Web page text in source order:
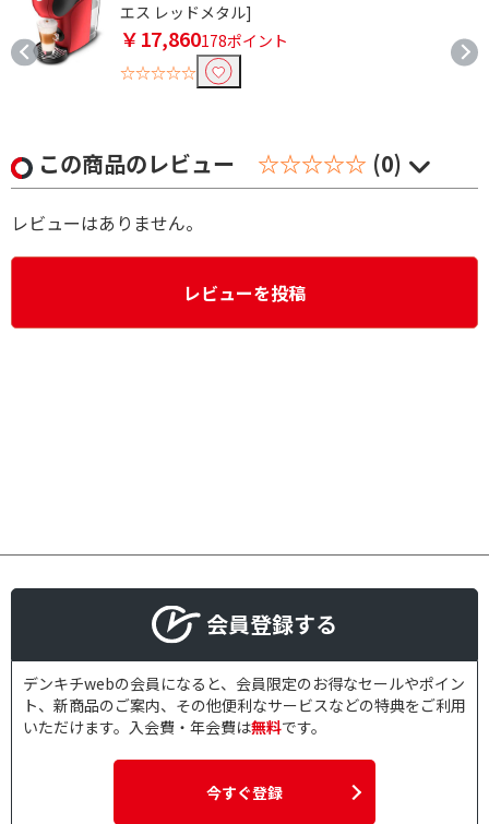
エス レッドメタル]
￥17,860178ポイント
☆☆☆☆☆
この商品のレビュー ☆☆☆☆☆ (0)
レビューはありません。
レビューを投稿
会員登録する
デンキチwebの会員になると、会員限定のお得なセールやポイン
ト、新商品のご案内、その他便利なサービスなどの特典をご利用
いただけます。入会費・年会費は無料です。
今すぐ登録